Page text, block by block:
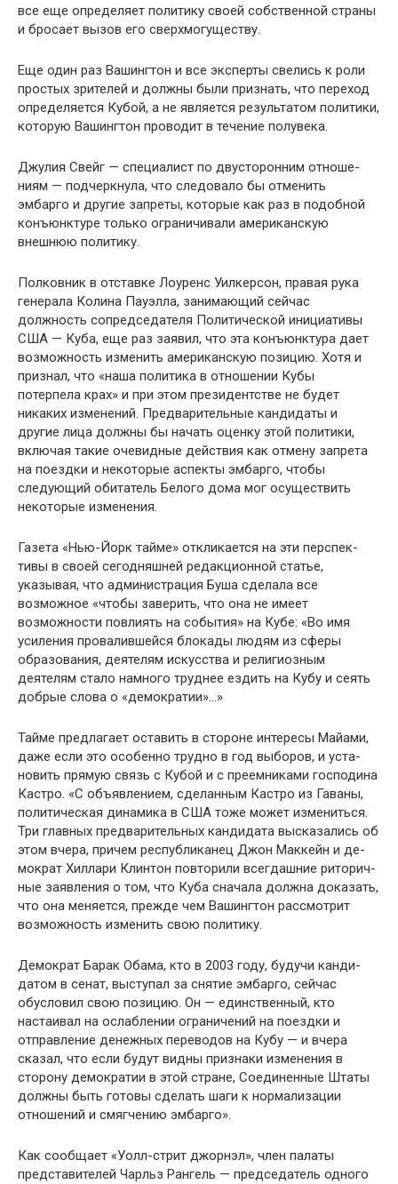
все еще определяет политику своей собственной страны
и бросает вызов его сверхмогуществу.
Еще один раз Вашингтон и все эксперты свелись к роли
простых зрителей и должны были признать, что переход
определяется Кубой, а не является результатом политики,
которую Вашингтон проводит в течение полувека.
Джулия Свейг — специалист по двусторонним отноше­
ниям — подчеркнула, что следовало бы отменить
эмбарго и другие запреты, которые как раз в подобной
конъюнктуре только ограничивали американскую
внешнюю политику.
Полковник в отставке Лоуренс Уилкерсон, правая рука
генерала Колина Пауэлла, занимающий сейчас
должность сопредседателя Политической инициативы
США — Куба, еще раз заявил, что эта конъюнктура дает
возможность из­менить американскую позицию. Хотя и
признал, что «наша политика в отношении Кубы
потерпела крах» и при этом президентстве не будет
никаких изменений. Предвари­тельные кандидаты и
другие лица должны бы начать оцен­ку этой политики,
включая такие очевидные действия как отмену запрета
на поездки и некоторые аспекты эмбарго, чтобы
следующий обитатель Белого дома мог осуществить
некоторые изменения.
Газета «Нью-Йорк тайме» откликается на эти перспек­
тивы в своей сегодняшней редакционной статье,
указывая, что администрация Буша сделала все
возможное «чтобы заверить, что она не имеет
возможности повлиять на со­бытия» на Кубе: «Во имя
усиления провалившейся блока­ды людям из сферы
образования, деятелям искусства и религиозным
деятелям стало намного труднее ездить на Кубу и сеять
добрые слова о «демократии»…»
Тайме предлагает оставить в стороне интересы Майа­ми,
даже если это особенно трудно в год выборов, и уста­
новить прямую связь с Кубой и с преемниками господи­на
Кастро. «С объявлением, сделанным Кастро из Гаваны,
политическая динамика в США тоже может измениться.
Три главных предварительных кандидата высказались об
этом вчера, причем республиканец Джон Маккейн и де­
мократ Хиллари Клинтон повторили всегдашние риторич­
ные заявления о том, что Куба сначала должна доказать,
что она меняется, прежде чем Вашингтон рассмотрит
воз­можность изменить свою политику.
Демократ Барак Обама, кто в 2003 году, будучи канди­
датом в сенат, выступал за снятие эмбарго, сейчас
обусло­вил свою позицию. Он — единственный, кто
настаивал на ослаблении ограничений на поездки и
отправление денеж­ных переводов на Кубу — и вчера
сказал, что если будут видны признаки изменения в
сторону демократии в этой стране, Соединенные Штаты
должны быть готовы сделать шаги к нормализации
отношений и смягчению эмбарго».
Как сообщает «Уолл-стрит джорнэл», член палаты
представителей Чарльз Рангель — председатель одного